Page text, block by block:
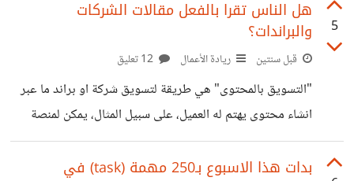
البداية يظهر انه هذه معضلة لقلة المعلومات، لاني لم اخبرك اذا
كانت داليا متزوجة ام لا، ولكن الواقع انه يمكن حل هذه
"المعضلة" بسهولة، ففي النهاية داليا قد تكون متزوجة او غير
متزوجة، في حالة كانت متزوجة، ففهي هذه الحالة هي تنظر
لسالم الاعزب، بالتالي الاجابة ستكون "نعم"
5
هل الناس تقرا بالفعل مقالات الشركات
والبراندات؟
قبل سنتين ريادة الأعمال
"التسويق بالمحتوى" هي طريقة لتسويق شركة او براند ما عبر
انشاء محتوى يهتم له العميل، على سبيل المثال، يمكن لمنصة
استشارية كتابة مقالات تعليمية مجانية، وتقديم استشارات
مدفوعوعة، وتلك المقالات المجانية كافية لان تسوق المنصة
بدات هذا الاسبوع بـ250 مهمة (task) في